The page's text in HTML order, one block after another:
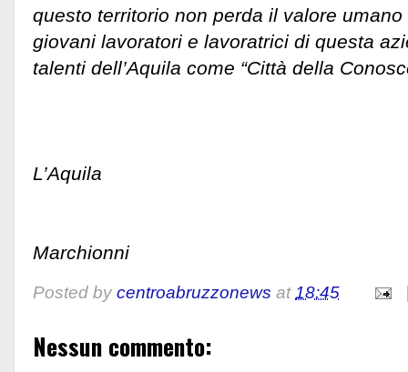
questo territorio non perda il valore
giovani lavoratori e lavoratrici di questa
talenti dell’Aquila come “Città della
L’Aquila
Marchionni
Posted by centroabruzzonews at18:45
Nessun commento: